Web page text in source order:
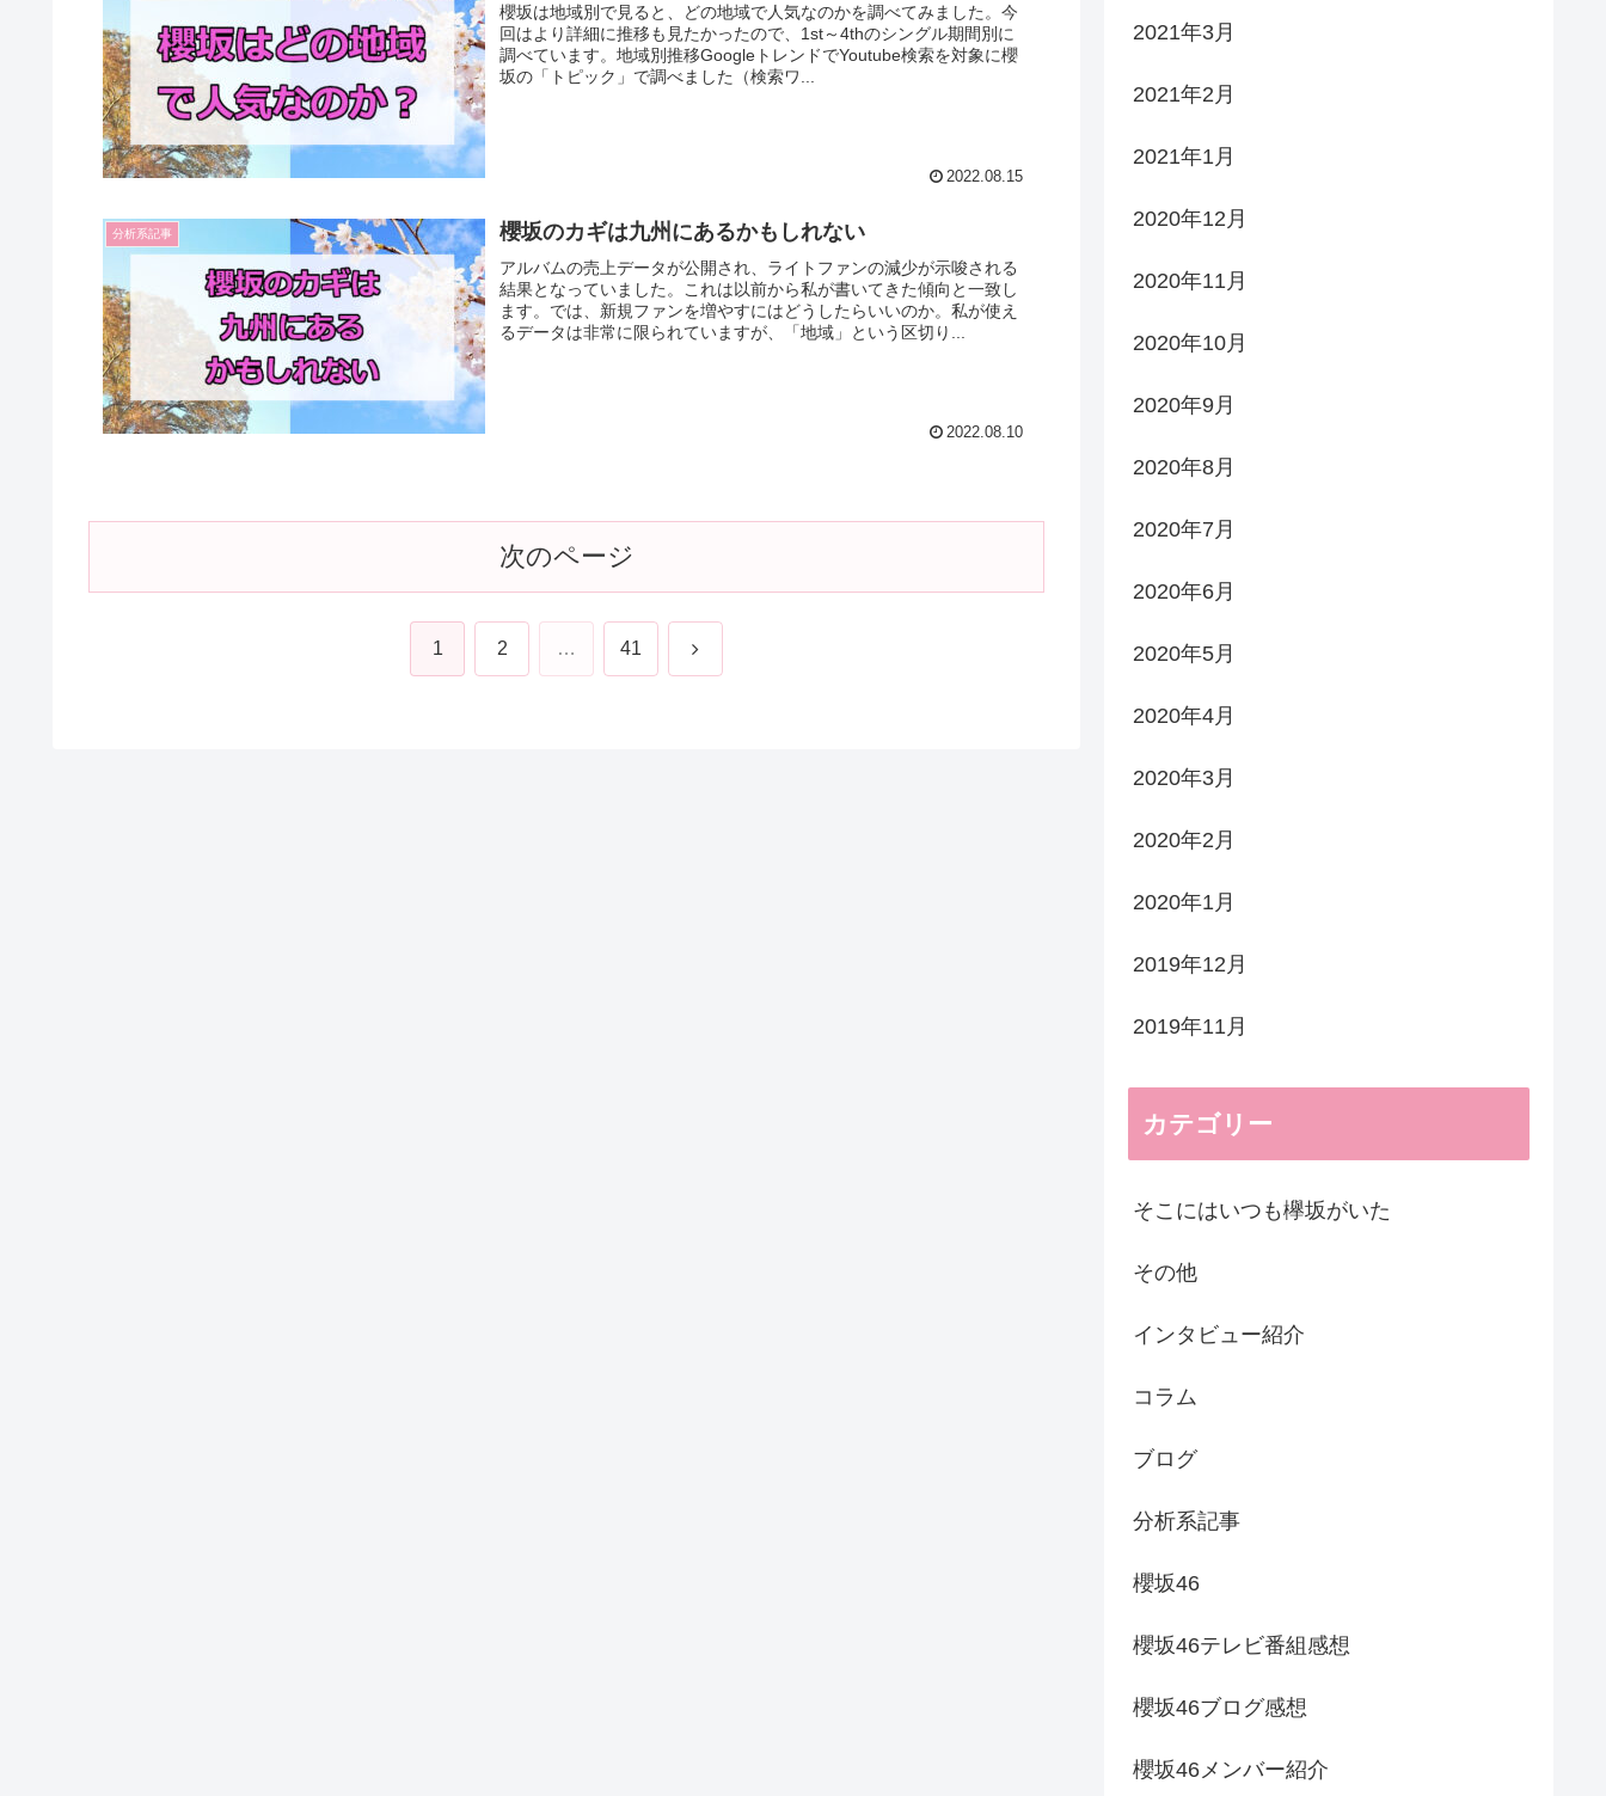
櫻坂は地域別で見ると、どの地域で人気なのかを調べてみました。今
回はより詳細に推移も見たかったので、1st～4thのシングル期間別に
調べています。地域別推移GoogleトレンドでYoutube検索を対象に櫻
坂の「トピック」で調べました（検索ワ...
2022.08.15
分析系記事 櫻坂のカギは九州にあるかもしれない
アルバムの売上データが公開され、ライトファンの減少が示唆される
結果となっていました。これは以前から私が書いてきた傾向と一致し
ます。では、新規ファンを増やすにはどうしたらいいのか。私が使え
るデータは非常に限られていますが、「地域」という区切り...
2022.08.10
次のページ
1 2 … 41 次
2021年3月
2021年2月
2021年1月
2020年12月
2020年11月
2020年10月
2020年9月
2020年8月
2020年7月
2020年6月
2020年5月
2020年4月
2020年3月
2020年2月
2020年1月
2019年12月
2019年11月
カテゴリー
そこにはいつも欅坂がいた
その他
インタビュー紹介
コラム
ブログ
分析系記事
櫻坂46
櫻坂46テレビ番組感想
櫻坂46ブログ感想
櫻坂46メンバー紹介